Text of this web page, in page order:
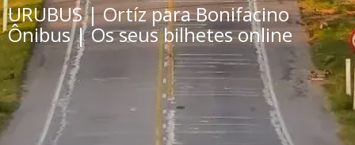
URUBUS | Ortíz para Bonifacino
Ônibus | Os seus bilhetes online